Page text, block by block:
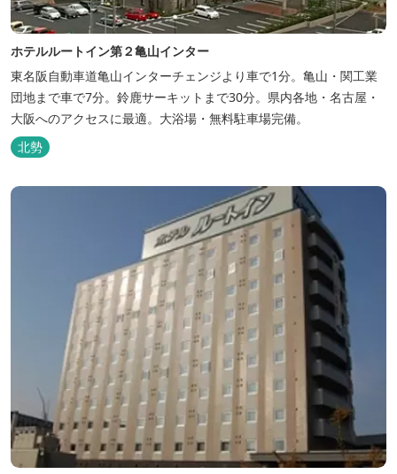
ホテルルートイン第２亀山インター
東名阪自動車道亀山インターチェンジより車で1分。亀山・関工業
団地まで車で7分。鈴鹿サーキットまで30分。県内各地・名古屋・
大阪へのアクセスに最適。大浴場・無料駐車場完備。
北勢